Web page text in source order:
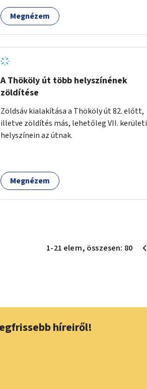
Megnézem
A Thököly út több helyszínének
zöldítése
Zöldsáv kialakítása a Thököly út 82. előtt,
illetve zöldítés más, lehetőleg VII. kerületi
helyszínein az útnak.
Megnézem
1-21 elem, összesen: 80
híreiről!